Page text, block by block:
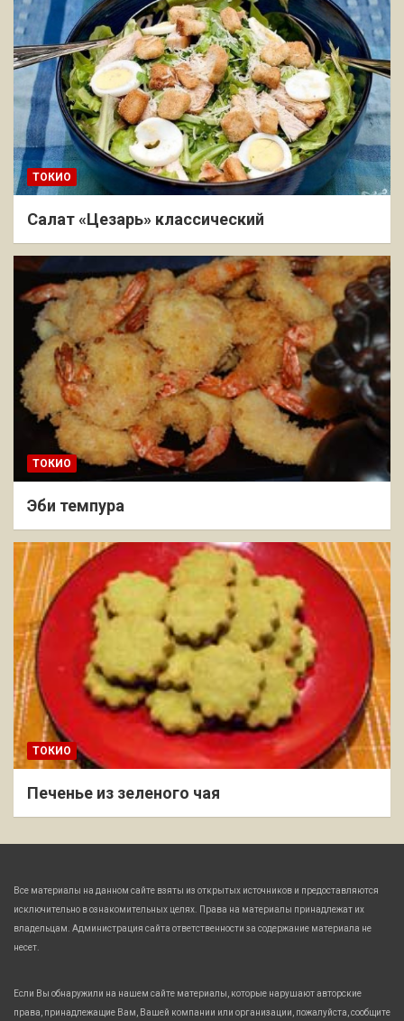
ТОКИО
Салат «Цезарь» классический
ТОКИО
Эби темпура
ТОКИО
Печенье из зеленого чая
Все материалы на данном сайте взяты из открытых источников и предоставляются
исключительно в ознакомительных целях. Права на материалы принадлежат их
владельцам. Администрация сайта ответственности за содержание материала не
несет.
Если Вы обнаружили на нашем сайте материалы, которые нарушают авторские
права, принадлежащие Вам, Вашей компании или организации, пожалуйста, сообщите